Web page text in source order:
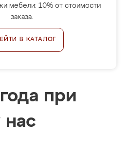
мебели: 10% от стоимости
заказа.
В КАТАЛОГ
при
нас